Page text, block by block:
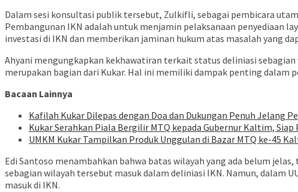
Dalam sesi konsultasi publik tersebut, Zulkifli, sebagai pembicara
Pembangunan IKN adalah untuk menjamin pelaksanaan penyediaan
investasi di IKN dan memberikan jaminan hukum atas masalah yang
Ahyani mengungkapkan kekhawatiran terkait status deliniasi
merupakan bagian dari Kukar. Hal ini memiliki dampak penting dalam
Bacaan Lainnya
Kafilah Kukar Dilepas dengan Doa dan Dukungan Penuh Jelang
Kukar Serahkan Piala Bergilir MTQ kepada Gubernur Kaltim,
UMKM Kukar Tampilkan Produk Unggulan di Bazar MTQ ke-45
Edi Santoso menambahkan bahwa batas wilayah yang ada belum
sebagian wilayah tersebut masuk dalam deliniasi IKN. Namun, dalam
masuk di IKN.